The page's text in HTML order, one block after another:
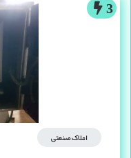
3
املاک صنعتی